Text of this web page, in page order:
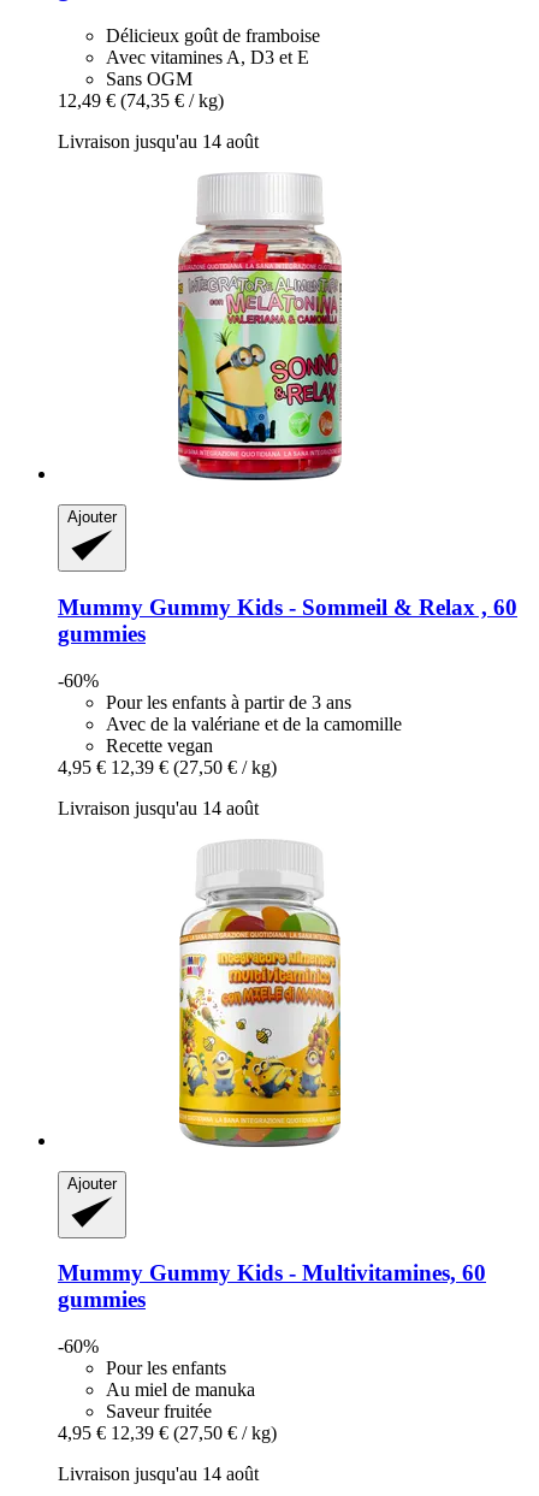
Délicieux goût de framboise
Avec vitamines A, D3 et E
Sans OGM
12,49 € (74,35 € / kg)
Livraison jusqu'au 14 août
Ajouter
Mummy Gummy Kids -​ Sommeil & Relax , 60
gummies
-60%
Pour les enfants à partir de 3 ans
Avec de la valériane et de la camomille
Recette vegan
4,95 € 12,39 € (27,50 € / kg)
Livraison jusqu'au 14 août
Ajouter
Mummy Gummy Kids -​ Multivitamines, 60
gummies
-60%
Pour les enfants
Au miel de manuka
Saveur fruitée
4,95 € 12,39 € (27,50 € / kg)
Livraison jusqu'au 14 août